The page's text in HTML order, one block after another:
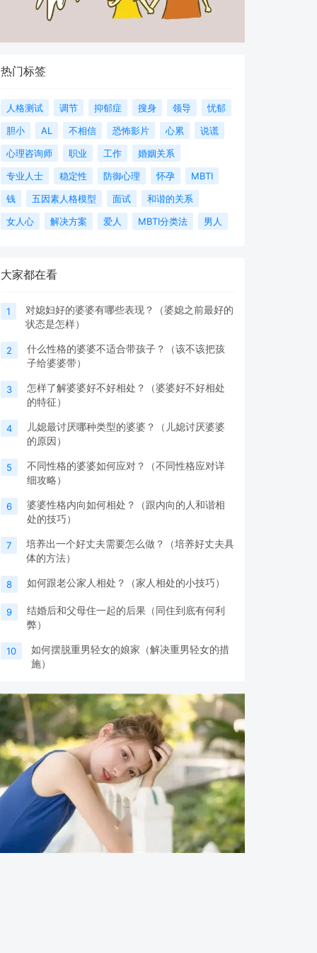
热门标签
人格测试 调节 抑郁症 搜身 领导
忧郁
胆小
AL 不相信 恐怖影片 心累
说谎
心理咨询师
职业 工作
婚姻关系
专业人士
稳定性 防御心理 怀孕
MBTI
钱
五因素人格模型 面试
和谐的关系
女人心
解决方案 爱人 MBTI分类法 男人
大家都在看
1
对媳妇好的婆婆有哪些表现？（婆媳之前最好的
状态是怎样）
2
什么性格的婆婆不适合带孩子？（该不该把孩
子给婆婆带）
3
怎样了解婆婆好不好相处？（婆婆好不好相处
的特征）
4
儿媳最讨厌哪种类型的婆婆？（儿媳讨厌婆婆
的原因）
5
不同性格的婆婆如何应对？（不同性格应对详
细攻略）
6
婆婆性格内向如何相处？（跟内向的人和谐相
处的技巧）
7
培养出一个好丈夫需要怎么做？（培养好丈夫具
体的方法）
8 如何跟老公家人相处？（家人相处的小技巧）
9
结婚后和父母住一起的后果（同住到底有何利
弊）
10
如何摆脱重男轻女的娘家（解决重男轻女的措
施）